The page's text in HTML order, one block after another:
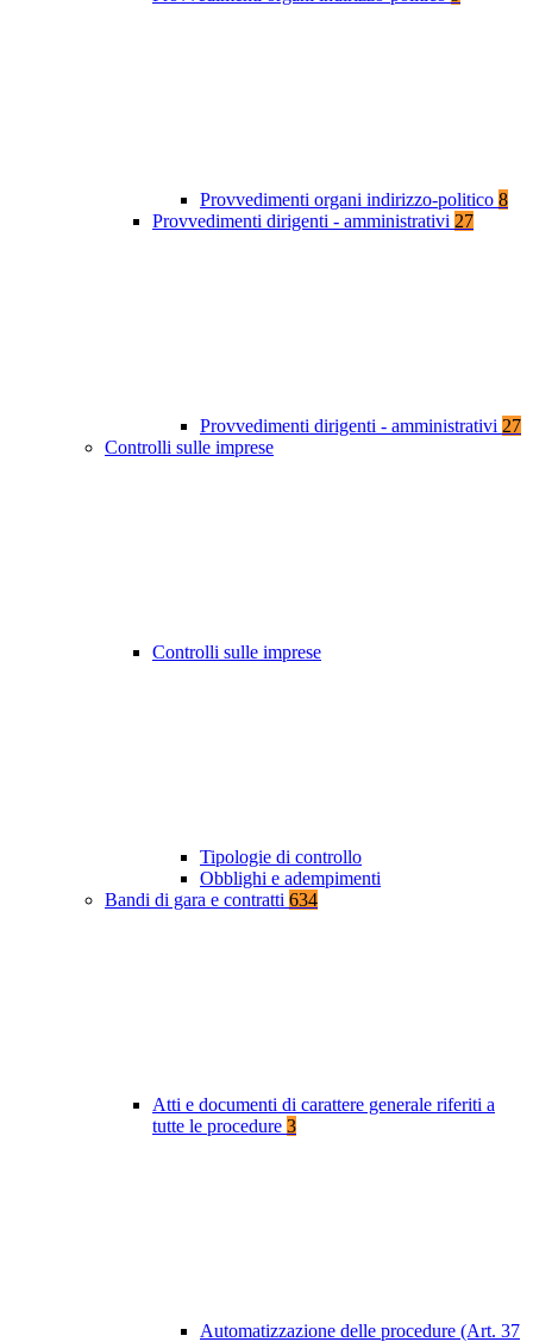
Provvedimenti organi indirizzo-politico 8
Provvedimenti dirigenti - amministrativi 27
Provvedimenti dirigenti - amministrativi 27
Controlli sulle imprese
Controlli sulle imprese
Tipologie di controllo
Obblighi e adempimenti
Bandi di gara e contratti 634
Atti e documenti di carattere generale riferiti a
tutte le procedure 3
Automatizzazione delle procedure (Art. 37